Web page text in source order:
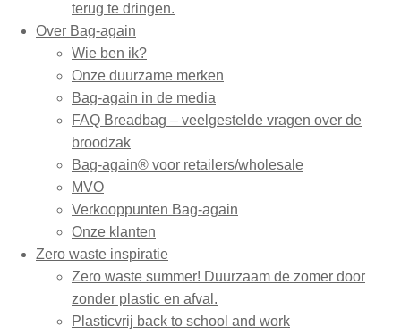
terug te dringen.
Over Bag-again
Wie ben ik?
Onze duurzame merken
Bag-again in de media
FAQ Breadbag – veelgestelde vragen over de
broodzak
Bag-again® voor retailers/wholesale
MVO
Verkooppunten Bag-again
Onze klanten
Zero waste inspiratie
Zero waste summer! Duurzaam de zomer door
zonder plastic en afval.
Plasticvrij back to school and work